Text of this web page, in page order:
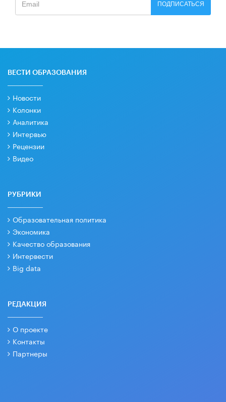
ПОДПИСАТЬСЯ
ВЕСТИ ОБРАЗОВАНИЯ
Новости
Колонки
Аналитика
Интервью
Рецензии
Видео
РУБРИКИ
Образовательная политика
Экономика
Качество образования
Интервести
Big data
РЕДАКЦИЯ
О проекте
Контакты
Партнеры